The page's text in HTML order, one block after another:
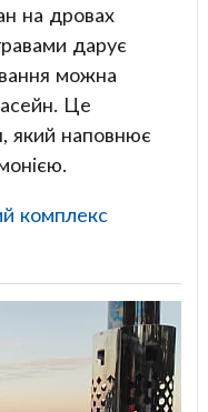
на дровах
дарує
можна
Це
який наповнює
комплекс